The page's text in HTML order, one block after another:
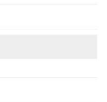
開示･訂正･削除・利
いております。
対応させて頂きま